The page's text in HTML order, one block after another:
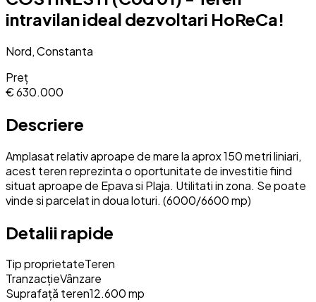
intravilan ideal dezvoltari HoReCa!
Nord, Constanta
Preț
€ 630.000
Descriere
Amplasat relativ aproape de mare la aprox 150 metri liniari,
acest teren reprezinta o oportunitate de investitie fiind
situat aproape de Epava si Plaja. Utilitati in zona. Se poate
vinde si parcelat in doua loturi. (6000/6600 mp)
Detalii rapide
Tip proprietateTeren
TranzacțieVânzare
Suprafață teren12.600 mp